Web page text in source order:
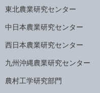
東北農業研究センター
中日本農業研究センター
西日本農業研究センター
九州沖縄農業研究センター
農村工学研究部門